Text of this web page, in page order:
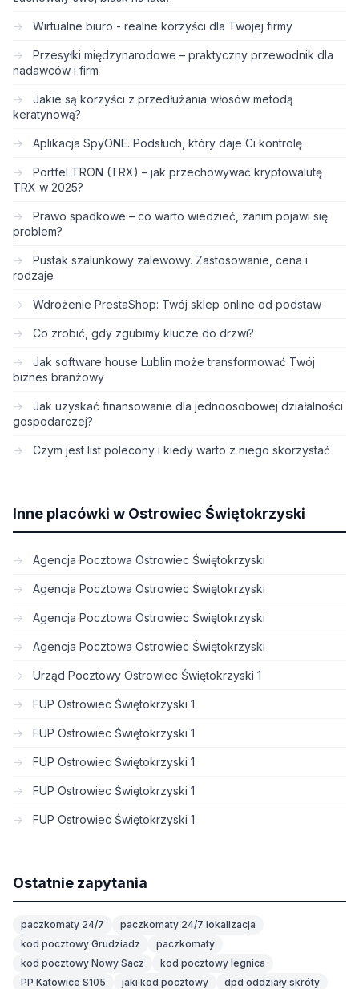
Wirtualne biuro - realne korzyści dla Twojej firmy
Przesyłki międzynarodowe – praktyczny przewodnik dla
nadawców i firm
Jakie są korzyści z przedłużania włosów metodą
keratynową?
Aplikacja SpyONE. Podsłuch, który daje Ci kontrolę
Portfel TRON (TRX) – jak przechowywać kryptowalutę
TRX w 2025?
Prawo spadkowe – co warto wiedzieć, zanim pojawi się
problem?
Pustak szalunkowy zalewowy. Zastosowanie, cena i
rodzaje
Wdrożenie PrestaShop: Twój sklep online od podstaw
Co zrobić, gdy zgubimy klucze do drzwi?
Jak software house Lublin może transformować Twój
biznes branżowy
Jak uzyskać finansowanie dla jednoosobowej działalności
gospodarczej?
Czym jest list polecony i kiedy warto z niego skorzystać
Inne placówki w Ostrowiec Świętokrzyski
Agencja Pocztowa Ostrowiec Świętokrzyski
Agencja Pocztowa Ostrowiec Świętokrzyski
Agencja Pocztowa Ostrowiec Świętokrzyski
Agencja Pocztowa Ostrowiec Świętokrzyski
Urząd Pocztowy Ostrowiec Świętokrzyski 1
FUP Ostrowiec Świętokrzyski 1
FUP Ostrowiec Świętokrzyski 1
FUP Ostrowiec Świętokrzyski 1
FUP Ostrowiec Świętokrzyski 1
FUP Ostrowiec Świętokrzyski 1
Ostatnie zapytania
paczkomaty 24/7
paczkomaty 24/7 lokalizacja
kod pocztowy Grudziadz
paczkomaty
kod pocztowy Nowy Sacz
kod pocztowy legnica
PP Katowice S105
jaki kod pocztowy
dpd oddziały skróty